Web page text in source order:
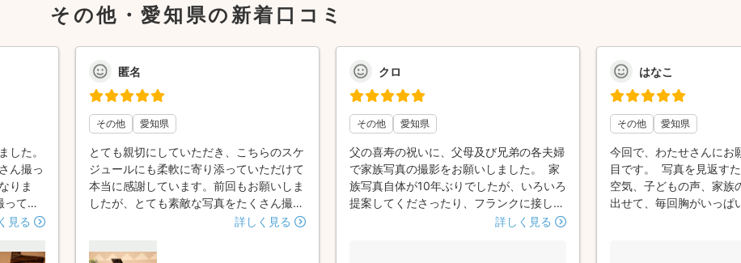
その他・愛知県の新着口コミ
した。
ん撮っ
りま
て頂
舞台
表情、
見る
匿名
その他 愛知県
とても親切にしていただき、こちらのスケ
ジュールにも柔軟に寄り添っていただけて
本当に感謝しています。前回もお願いしま
したが、とても素敵な写真をたくさん撮っ
ていただけて宝物になっています。今年も
ので撮っていただけてとても嬉しかったで
詳しく見る
クロ
その他 愛知県
父の喜寿の祝いに、父母及び兄弟の各夫婦
で家族写真の撮影をお願いしました。 家
族写真自体が10年ぶりでしたが、いろいろ
提案してくださったり、フランクに接して
頂けたので、全員が楽しく撮影ができまし
詳しく見る
はなこ
その他 愛知県
今回で、わたせさんにお
目です。 写真を見返す
空気、子どもの声、家族
出せて、毎回胸がいっぱ